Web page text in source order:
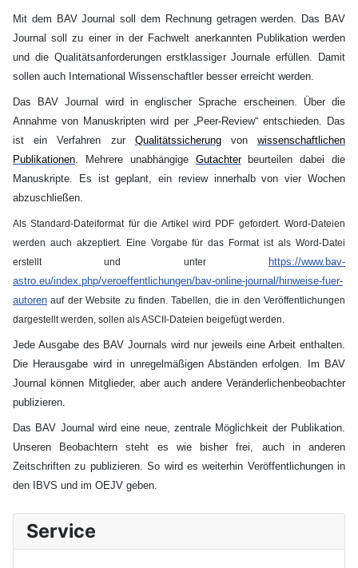
Mit dem BAV Journal soll dem Rechnung getragen werden. Das BAV
Journal soll zu einer in der Fachwelt anerkannten Publikation werden
und die Qualitätsanforderungen erstklassiger Journale erfüllen. Damit
sollen auch International Wissenschaftler besser erreicht werden.
Das BAV Journal wird in englischer Sprache erscheinen. Über die
Annahme von Manuskripten wird per „Peer-Review“ entschieden. Das
ist ein Verfahren zur Qualitätssicherungvonwissenschaftlichen
Publikationen . Mehrere unabhängige Gutachterbeurteilen dabei die
Manuskripte. Es ist geplant, ein review innerhalb von vier Wochen
abzuschließen.
Als Standard-Dateiformat für die Artikel wird PDF gefordert. Word-Dateien
werden auch akzeptiert. Eine Vorgabe für das Format ist als Word-Datei
erstellt und unter
https://www.bav-
astro.eu/index.php/veroeffentlichungen/bav-online-journal/hinweise-fuer-
autoren auf der Website zu finden. Tabellen, die in den Veröffentlichungen
dargestellt werden, sollen als ASCII-Dateien beigefügt werden.
Jede Ausgabe des BAV Journals wird nur jeweils eine Arbeit enthalten.
Die Herausgabe wird in unregelmäßigen Abständen erfolgen. Im BAV
Journal können Mitglieder, aber auch andere Veränderlichenbeobachter
publizieren.
Das BAV Journal wird eine neue, zentrale Möglichkeit der Publikation.
Unseren Beobachtern steht es wie bisher frei, auch in anderen
Zeitschriften zu publizieren. So wird es weiterhin Veröffentlichungen in
den IBVS und im OEJV geben.
Service